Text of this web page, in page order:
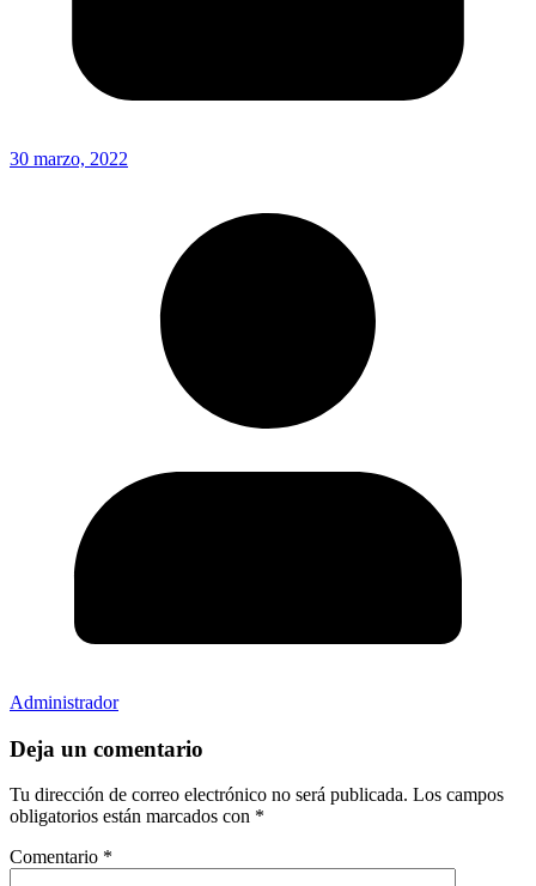
30 marzo, 2022
Administrador
Deja un comentario
Tu dirección de correo electrónico no será publicada. Los campos
obligatorios están marcados con *
Comentario *